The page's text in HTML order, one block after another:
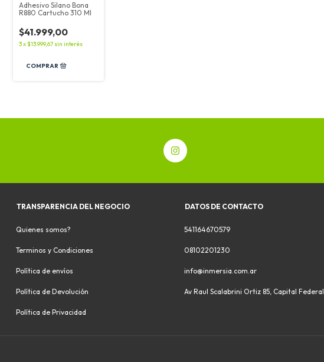
Adhesivo Silano Bona
R880 Cartucho 310 Ml
$41.999,00
3x$13.999,67 sin interés
TRANSPARENCIA DEL NEGOCIO
Quienes somos?
Terminos y Condiciones
Política de envíos
Política de Devolución
Política de Privacidad
DATOS DE CONTACTO
541164670579
08102201230
info@inmersia.com.ar
Av Raul Scalabrini Ortiz 85, Capital Federal